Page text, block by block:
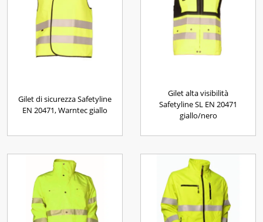
Gilet di sicurezza Safetyline
EN 20471, Warntec giallo
Gilet alta visibilità
Safetyline SL EN 20471
giallo/nero